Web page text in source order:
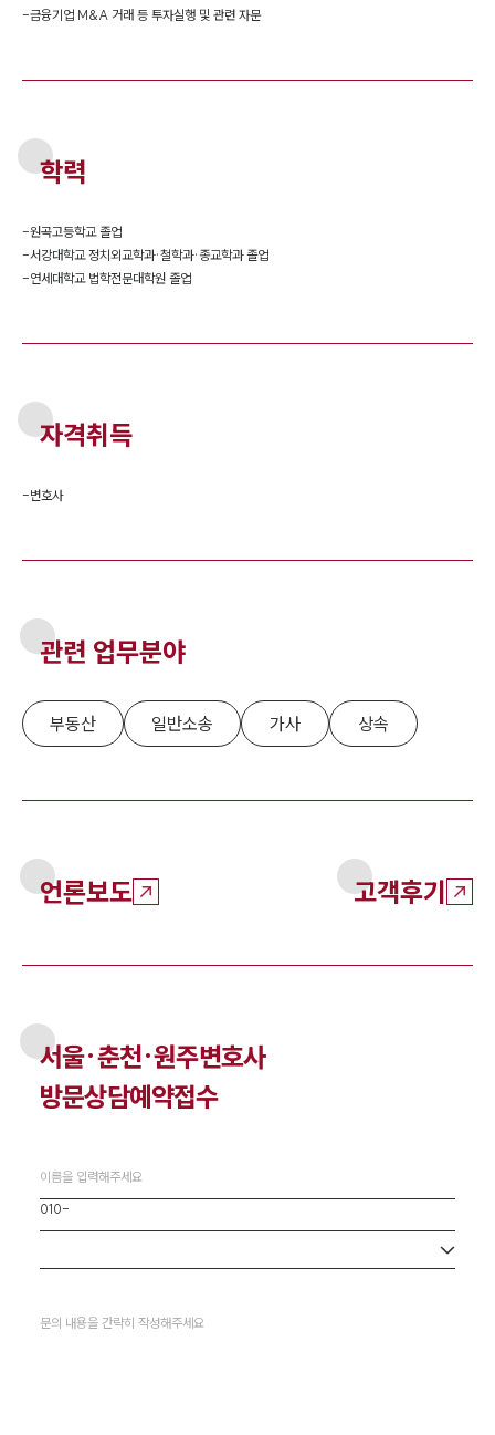
-금융기업 M&A 거래 등 투자실행 및 관련 자문
학력
-원곡고등학교 졸업
-서강대학교 정치외교학과·철학과·종교학과 졸업
-연세대학교 법학전문대학원 졸업
자격취득
-변호사
관련 업무분야
부동산 일반소송 가사 상속
언론보도 고객후기
서울·춘천·원주변호사
방문상담예약접수